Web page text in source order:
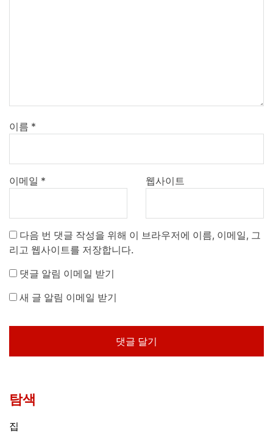
이름 *
이메일 * 웹사이트
다음 번 댓글 작성을 위해 이 브라우저에 이름, 이메일, 그
리고 웹사이트를 저장합니다.
댓글 알림 이메일 받기
새 글 알림 이메일 받기
탐색
집